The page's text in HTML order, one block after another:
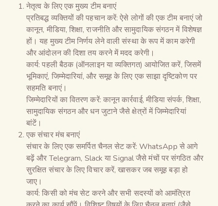
नेतृत्व के लिए एक मुख्य टीम बनाएं
प्रतिबद्ध व्यक्तियों की पहचान करें: ऐसे लोगों की एक टीम बनाएं जो
कानून, मीडिया, शिक्षा, राजनीति और सामुदायिक संगठन में विशेषज्ञ
हों। यह मुख्य टीम निर्णय लेने वाली संस्था के रूप में काम करेगी
और आंदोलन की दिशा तय करने में मदद करेगी।
कार्य: पहली बैठक (ऑनलाइन या व्यक्तिगत) आयोजित करें, जिसमें
भूमिकाएं, जिम्मेदारियां, और समूह के लिए एक साझा दृष्टिकोण पर
सहमति बनाएं।
जिम्मेदारियों का वितरण करें: कानून कार्रवाई, मीडिया संपर्क, शिक्षा,
सामुदायिक संगठन और धन जुटाने जैसे क्षेत्रों में जिम्मेदारियां
बांटें।
एक संचार मंच बनाएं
संचार के लिए एक समर्पित चैनल सेट करें: WhatsApp से आगे
बढ़ें और Telegram, Slack या Signal जैसे मंचों पर संगठित और
सुरक्षित संचार के लिए विचार करें, खासकर जब समूह बड़ा हो
जाए।
कार्य: किसी को मंच सेट करने और सभी सदस्यों को आमंत्रित